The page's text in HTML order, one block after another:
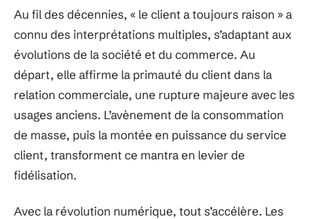
Au fil des décennies, « le client a toujours raison » a
connu des interprétations multiples, s’adaptant aux
évolutions de la société et du commerce. Au
départ, elle affirme la primauté du client dans la
relation commerciale, une rupture majeure avec les
usages anciens. L’avènement de la consommation
de masse, puis la montée en puissance du service
client, transforment ce mantra en levier de
fidélisation.
Avec la révolution numérique, tout s’accélère. Les